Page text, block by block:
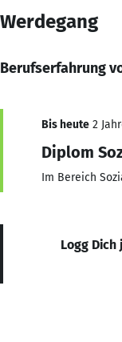
Werdegang
Berufserfahrung
Bis heute 2
Diplom
Im Bereich
Logg